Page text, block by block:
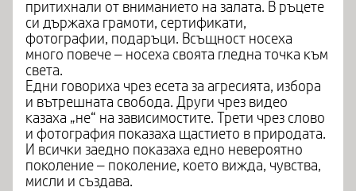
притихнали от вниманието на залата. В ръцете
си държаха грамоти, сертификати,
фотографии, подаръци. Всъщност носеха
много повече – носеха своята гледна точка към
света.
Едни говориха чрез есета за агресията, избора
и вътрешната свобода. Други чрез видео
казаха „не“ на зависимостите. Трети чрез слово
и фотография показаха щастието в природата.
И всички заедно показаха едно невероятно
поколение – поколение, което вижда, чувства,
мисли и създава.